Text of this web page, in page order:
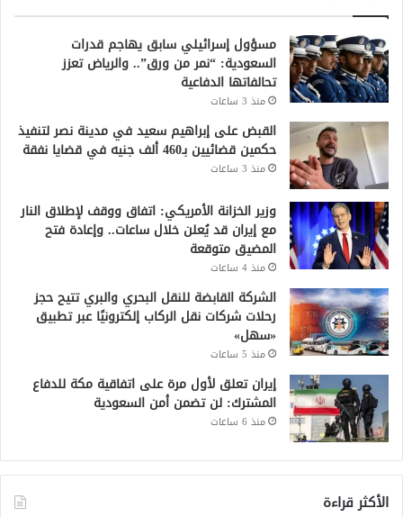
مسؤول إسرائيلي سابق يهاجم قدرات
السعودية: “نمر من ورق”.. والرياض تعزز
تحالفاتها الدفاعية
منذ 3 ساعات
القبض على إبراهيم سعيد في مدينة نصر لتنفيذ
حكمين قضائيين بـ460 ألف جنيه في قضايا نفقة
منذ 3 ساعات
وزير الخزانة الأمريكي: اتفاق ووقف لإطلاق النار
مع إيران قد يُعلن خلال ساعات.. وإعادة فتح
المضيق متوقعة
منذ 4 ساعات
الشركة القابضة للنقل البحري والبري تتيح حجز
رحلات شركات نقل الركاب إلكترونيًا عبر تطبيق
«سهل»
منذ 5 ساعات
إيران تعلق لأول مرة على اتفاقية مكة للدفاع
المشترك: لن تضمن أمن السعودية
منذ 6 ساعات
الأكثر قراءة